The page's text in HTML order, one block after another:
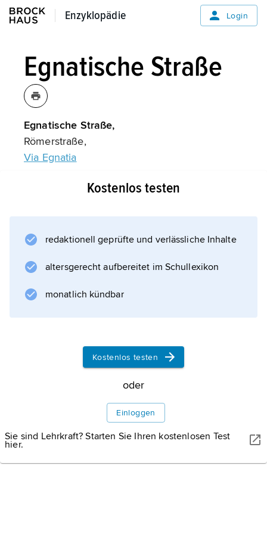
Enzyklopädie
Enzyklopädie Login
Egnatische Straße
Egnatische Straße,
Römerstraße,
Via Egnatia
Informationen zum Artikel
Kostenlos testen
redaktionell geprüfte und verlässliche Inhalte
altersgerecht aufbereitet im Schullexikon
monatlich kündbar
Kostenlos testen
oder
Einloggen
Sie sind Lehrkraft? Starten Sie Ihren kostenlosen Test
hier.